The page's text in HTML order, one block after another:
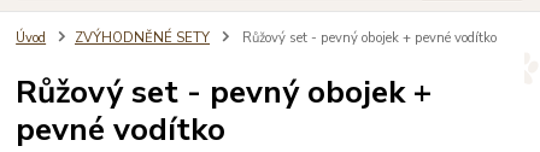
Úvod ZVÝHODNĚNÉ SETY Růžový set - pevný obojek + pevné vodítko
Růžový set - pevný obojek +
pevné vodítko